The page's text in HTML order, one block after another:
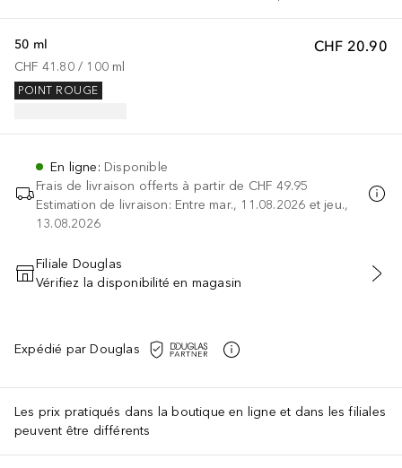
CHF 20.90
50 ml
CHF 41.80 / 100 ml
POINT ROUGE
En ligne: Disponible
Frais de livraison offerts à partir de CHF 49.95
Estimation de livraison: Entre mar., 11.08.2026 et jeu.,
13.08.2026
AJOUTER AU PANIER
Filiale Douglas
Vérifiez la disponibilité en magasin
Expédié par Douglas
Les prix pratiqués dans la boutique en ligne et dans les filiales
peuvent être différents